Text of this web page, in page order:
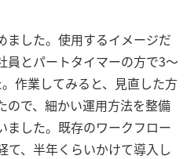
ました。使用するイメージだ
員とパートタイマーの方で3～
作業してみると、見直した方
ので、細かい運用方法を整備
ました。既存のワークフロー
て、半年くらいかけて導入し